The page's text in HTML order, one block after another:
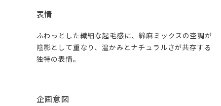
表情
ふわっとした繊細な起毛感に、綿麻ミックスの杢調が
陰影として重なり、温かみとナチュラルさが共存する
独特の表情。
企画意図